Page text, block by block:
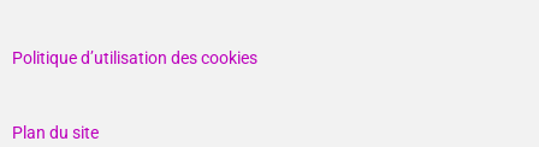
Politique d’utilisation des cookies
Plan du site